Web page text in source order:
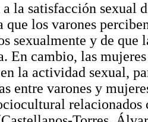
a la satisfacción sexual
que los varones
sexualmente y de que
En cambio, las
la actividad sexual,
entre varones y
relacionados